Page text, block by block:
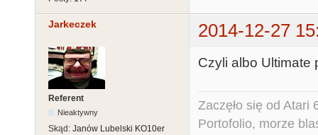
Jarkeczek 2014-12-27
Referent
Nieaktywny
Skąd: Janów Lubelski KO10er
Czyli albo Ultimate
Zaczęło się od
Portofolio, morze